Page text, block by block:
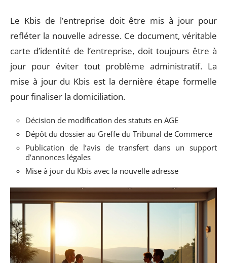
Le Kbis de l’entreprise doit être mis à jour pour
refléter la nouvelle adresse. Ce document, véritable
carte d’identité de l’entreprise, doit toujours être à
jour pour éviter tout problème administratif. La
mise à jour du Kbis est la dernière étape formelle
pour finaliser la domiciliation.
Décision de modification des statuts en AGE
Dépôt du dossier au Greffe du Tribunal de Commerce
Publication de l’avis de transfert dans un support
d’annonces légales
Mise à jour du Kbis avec la nouvelle adresse